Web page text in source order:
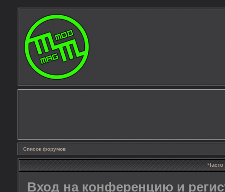
Список форумов
Вход на конференцию и